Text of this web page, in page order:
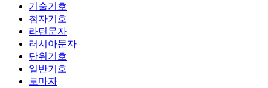
기술기호
첨자기호
라틴문자
러시아문자
단위기호
일반기호
로마자